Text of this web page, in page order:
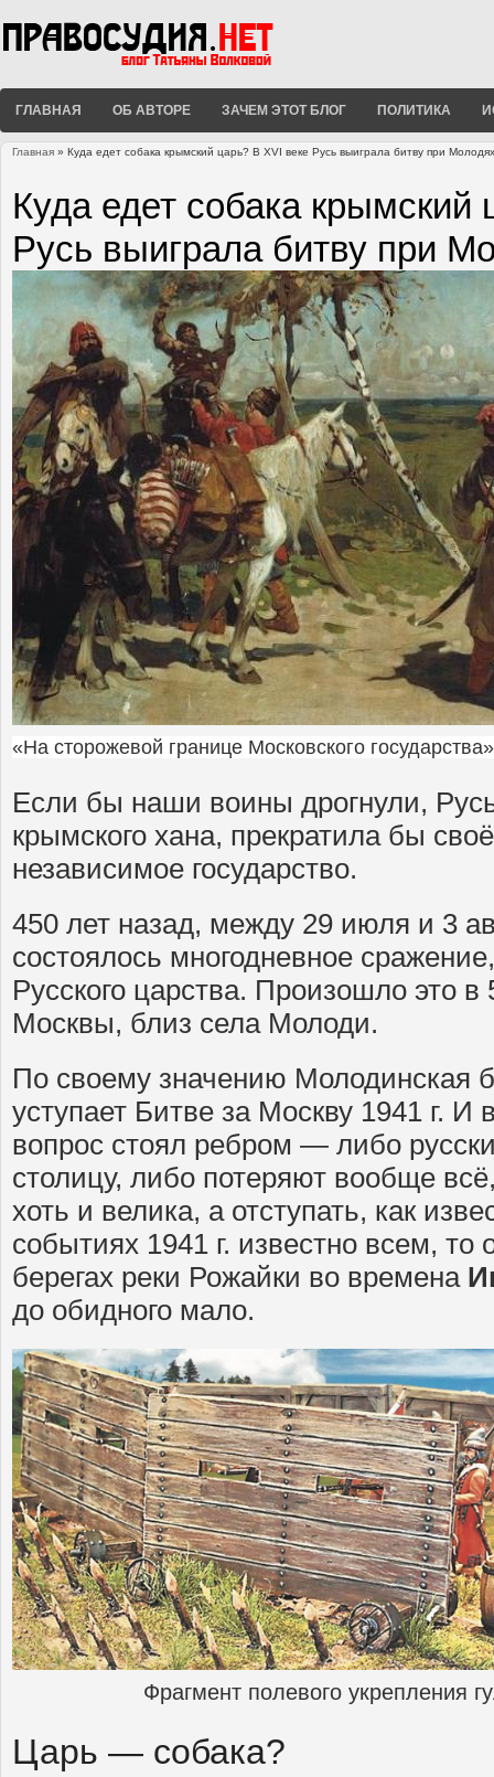
ГЛАВНАЯ ОБ АВТОРЕ ЗАЧЕМ ЭТОТ БЛОГ ПОЛИТИКА
Главная » Куда едет собака крымский царь? В XVI веке Русь выиграла битву при Молодях
Куда едет собака крымский
Русь выиграла битву при
«На сторожевой границе Московского
Если бы наши воины дрогнули,
крымского хана, прекратила бы
независимое государство.
450 лет назад, между 29 июля и 3
состоялось многодневное
Русского царства. Произошло это
Москвы, близ села Молоди.
По своему значению Молодинская
уступает Битве за Москву 1941 г. И
вопрос стоял ребром — либо
столицу, либо потеряют вообще
хоть и велика, а отступать, как
событиях 1941 г. известно всем,
берегах реки Рожайки во времена
до обидного мало.
Фрагмент полевого укрепления
Царь — собака?